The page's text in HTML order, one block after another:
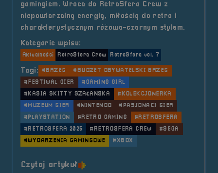
gamingiem. Wraca do RetroSfera Crew z
niepowtarzalną energią, miłością do retro i
charakterystycznym różowo-czarnym stylem.
Kategorie wpisu:
Aktualności RetroSfera Crew RetroSfera vol. 7
Tagi: #BRZEG
#BUDŻET OBYWATELSKI BRZEG
#FESTIWAL GIER
#GAMING GIRL
#KASIA SKITTY SZAŁAŃSKA
#KOLEKCJONERKA
#MUZEUM GIER
#NINTENDO
#PASJONACI GIER
#PLAYSTATION
#RETRO GAMING
#RETROSFERA
#RETROSFERA 2025
#RETROSFERA CREW
#SEGA
#WYDARZENIA GAMINGOWE
#XBOX
Czytaj artykuło tytule RetroSfera Crew &#8211;